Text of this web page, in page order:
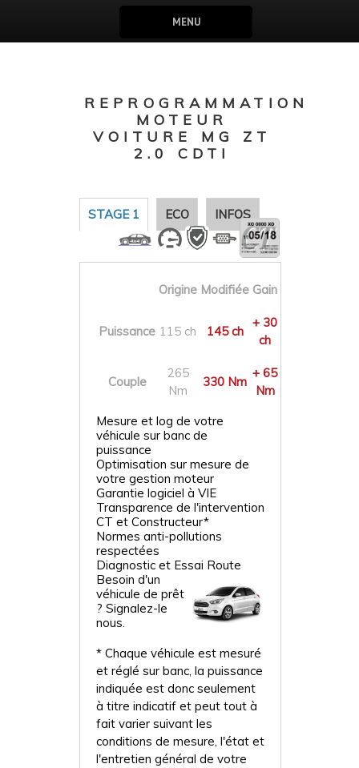
MENU
REPROGRAMMATION
MOTEUR
VOITURE MG ZT
2.0 CDTI
STAGE 1 ECO INFOS
Origine Modifiée Gain
Puissance 115 ch 145 ch
+ 30
ch
Couple
265
Nm
330 Nm
+ 65
Nm
Mesure et log de votre
véhicule sur banc de
puissance
Optimisation sur mesure de
votre gestion moteur
Garantie logiciel à VIE
Transparence de l'intervention
CT et Constructeur*
Normes anti-pollutions
respectées
Diagnostic et Essai Route
Besoin d'un
véhicule de prêt
? Signalez-le
nous.
* Chaque véhicule est mesuré
et réglé sur banc, la puissance
indiquée est donc seulement
à titre indicatif et peut tout à
fait varier suivant les
conditions de mesure, l'état et
l'entretien général de votre